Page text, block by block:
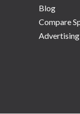
Blog
Compare
Advertising